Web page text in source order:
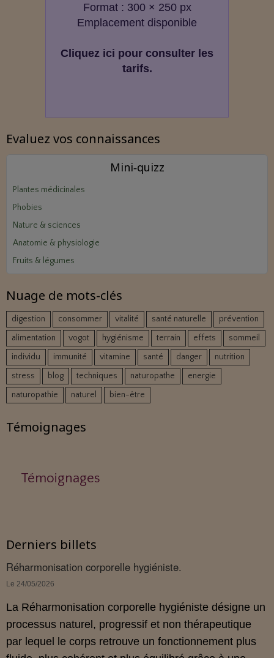
Format : 300 × 250 px
Emplacement disponible
Cliquez ici pour consulter les
tarifs.
Evaluez vos connaissances
Mini‑quizz
Plantes médicinales
Phobies
Nature & sciences
Anatomie & physiologie
Fruits & légumes
Nuage de mots-clés
digestion consommer vitalité santé naturelle
prévention
alimentation
vogot hygiénisme terrain effets
sommeil
individu
immunité vitamine santé danger
nutrition
stress
blog techniques naturopathe
energie
naturopathie
naturel bien-être
Témoignages
Témoignages
Derniers billets
Réharmonisation corporelle hygiéniste.
Le 24/05/2026
La Réharmonisation corporelle hygiéniste désigne un
processus naturel, progressif et non thérapeutique
par lequel le corps retrouve un fonctionnement plus